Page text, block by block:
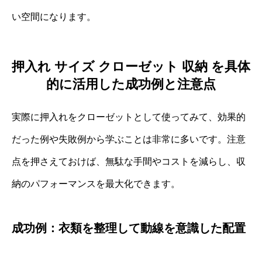
い空間になります。
押入れ サイズ クローゼット 収納 を具体
的に活用した成功例と注意点
実際に押入れをクローゼットとして使ってみて、効果的
だった例や失敗例から学ぶことは非常に多いです。注意
点を押さえておけば、無駄な手間やコストを減らし、収
納のパフォーマンスを最大化できます。
成功例：衣類を整理して動線を意識した配置